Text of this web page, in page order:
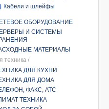
Кабели и шлейфы
ОБОРУДОВАНИЕ
И СИСТЕМЫ
МАТЕРИАЛЫ
техника /
ДЛЯ КУХНИ
ДЛЯ ДОМА
ФАКС, АТС
ТЕХНИКА